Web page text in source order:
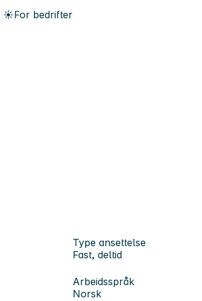
☀️For bedrifter
Type ansettelse
Fast, deltid
Arbeidsspråk
Norsk